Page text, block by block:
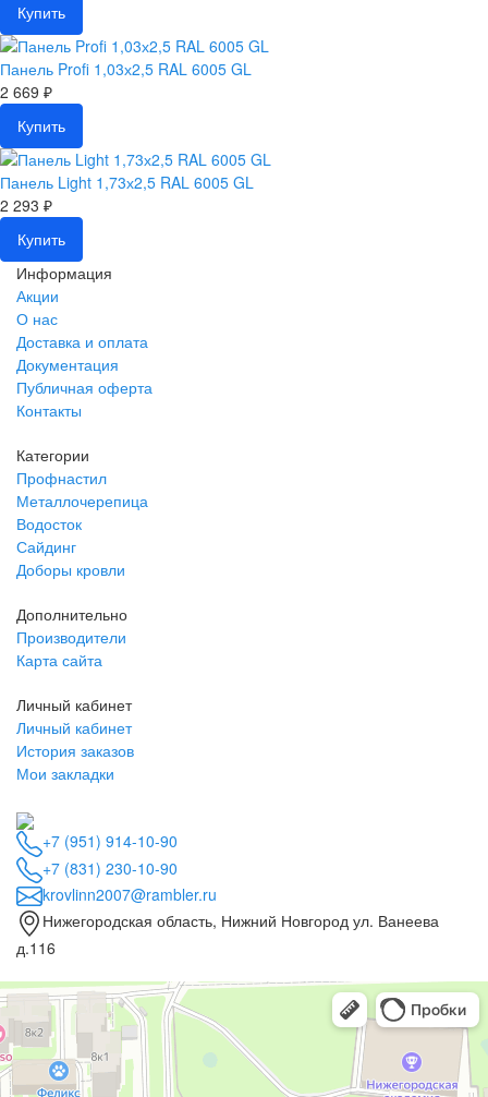
Купить
Панель Profi 1,03х2,5 RAL 6005 GL
2 669 ₽
Купить
Панель Light 1,73х2,5 RAL 6005 GL
2 293 ₽
Купить
Информация
Акции
О нас
Доставка и оплата
Документация
Публичная оферта
Контакты
Категории
Профнастил
Металлочерепица
Водосток
Сайдинг
Доборы кровли
Дополнительно
Производители
Карта сайта
Личный кабинет
Личный кабинет
История заказов
Мои закладки
+7 (951) 914-10-90
+7 (831) 230-10-90
krovlinn2007@rambler.ru
Нижегородская область, Нижний Новгород ул. Ванеева
д.116